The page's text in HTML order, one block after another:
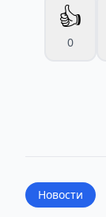
👍
0
Новости